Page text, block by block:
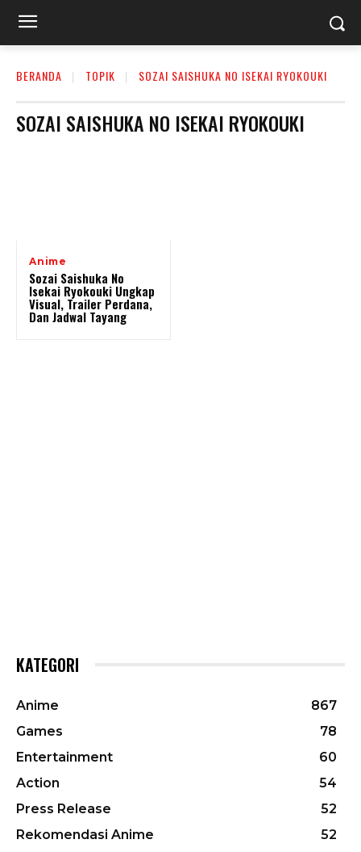
BERANDA TOPIK SOZAI SAISHUKA NO ISEKAI RYOKOUKI
SOZAI SAISHUKA NO ISEKAI RYOKOUKI
Anime
Sozai Saishuka No
Isekai Ryokouki Ungkap
Visual, Trailer Perdana,
Dan Jadwal Tayang
KATEGORI
Anime
867
Games
78
Entertainment
60
Action
54
Press Release
52
Rekomendasi Anime
52